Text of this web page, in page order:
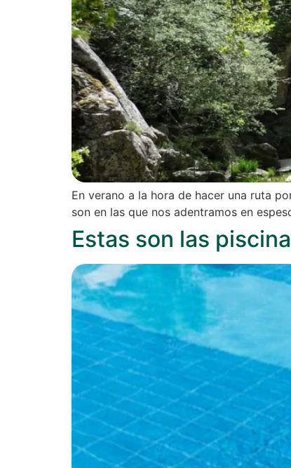
En verano a la hora de hacer una ruta
son en las que nos adentramos en
Estas son las